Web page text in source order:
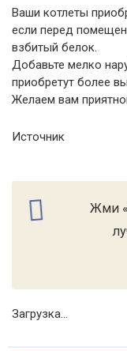
Ваши котлеты
если перед
взбитый белок.
Добавьте мелко
приобретут более
Желаем вам
Источник
Жми
Загрузка...